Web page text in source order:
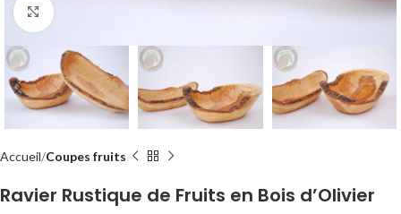
Click to enlarge
Accueil Coupes fruits
Ravier Rustique de Fruits en Bois d’Olivier